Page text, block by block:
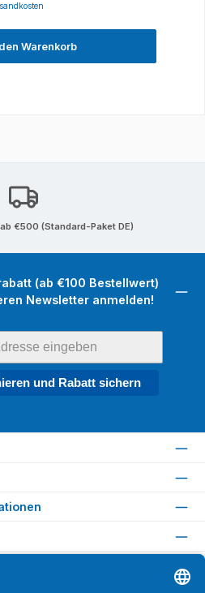
Warenkorb
€500 (Standard-Paket DE)
(ab €100 Bestellwert)
Newsletter anmelden!
und Rabatt sichern